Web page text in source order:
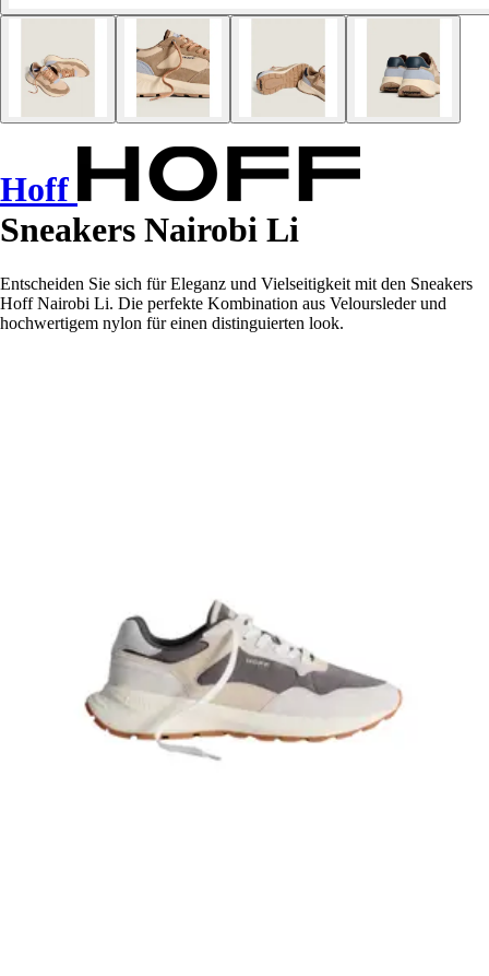
Hoff
Sneakers Nairobi Li
Entscheiden Sie sich für Eleganz und Vielseitigkeit mit den Sneakers
Hoff Nairobi Li. Die perfekte Kombination aus Veloursleder und
hochwertigem nylon für einen distinguierten look.